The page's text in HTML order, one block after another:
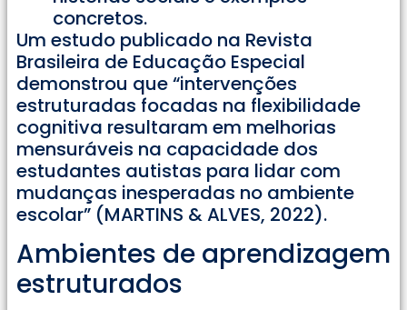
concretos.
Um estudo publicado na Revista
Brasileira de Educação Especial
demonstrou que “intervenções
estruturadas focadas na flexibilidade
cognitiva resultaram em melhorias
mensuráveis na capacidade dos
estudantes autistas para lidar com
mudanças inesperadas no ambiente
escolar” (MARTINS & ALVES, 2022).
Ambientes de aprendizagem
estruturados